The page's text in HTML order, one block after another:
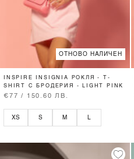
ОТНОВО НАЛИЧЕН
INSPIRE INSIGNIA РОКЛЯ - T-
SHIRT С БРОДЕРИЯ - LIGHT PINK
€77 / 150.60 ЛВ.
XS S M L